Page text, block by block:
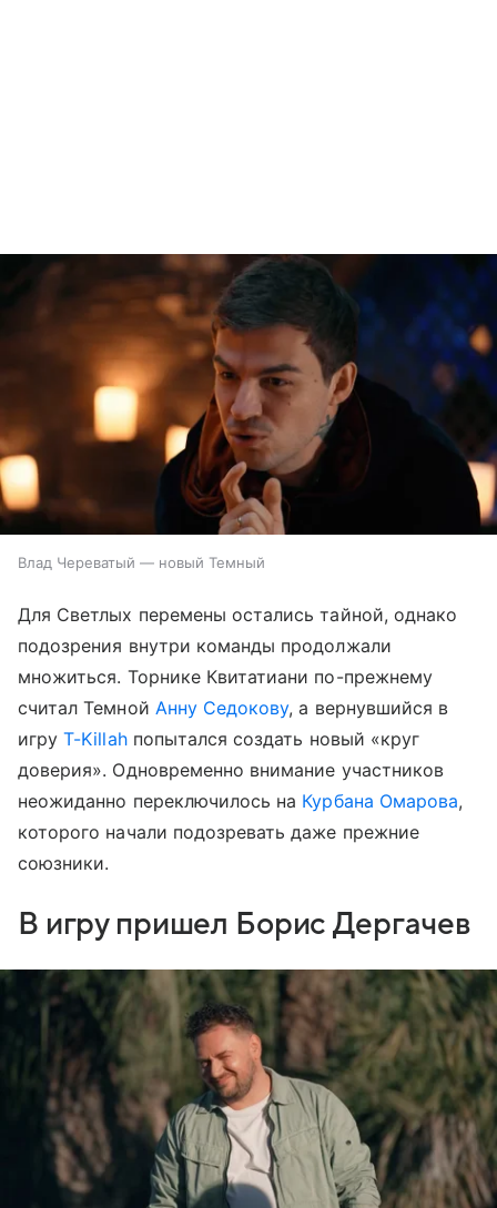
Влад Череватый — новый Темный
Для Светлых перемены остались тайной, однако
подозрения внутри команды продолжали
множиться. Торнике Квитатиани по-прежнему
считал Темной Анну Седокову, а вернувшийся в
игруT-Killahпопытался создать новый «круг
доверия». Одновременно внимание участников
неожиданно переключилось на Курбана Омарова,
которого начали подозревать даже прежние
союзники.
В игру пришел Борис Дергачев